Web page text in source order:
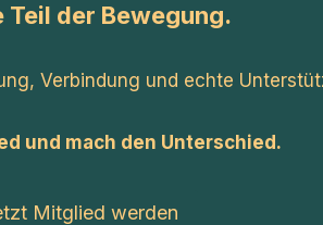
Teil der Bewegung.
Verbindung und echte
und mach den Unterschied.
Mitglied werden